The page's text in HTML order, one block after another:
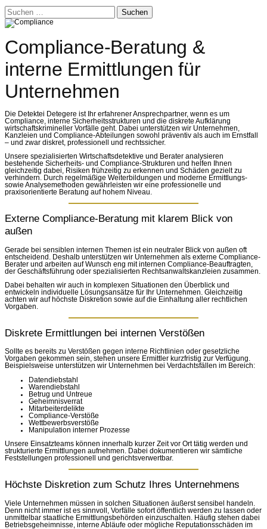
Suchen
nach:
Compliance-Beratung &
interne Ermittlungen für
Unternehmen
Die Detektei Detegere ist Ihr erfahrener Ansprechpartner, wenn es um
Compliance, interne Sicherheitsstrukturen und die diskrete Aufklärung
wirtschaftskrimineller Vorfälle geht. Dabei unterstützen wir Unternehmen,
Kanzleien und Compliance-Abteilungen sowohl präventiv als auch im Ernstfall
– und zwar diskret, professionell und rechtssicher.
Unsere spezialisierten Wirtschaftsdetektive und Berater analysieren
bestehende Sicherheits- und Compliance-Strukturen und helfen Ihnen
gleichzeitig dabei, Risiken frühzeitig zu erkennen und Schäden gezielt zu
verhindern. Durch regelmäßige Weiterbildungen und moderne Ermittlungs-
sowie Analysemethoden gewährleisten wir eine professionelle und
praxisorientierte Beratung auf hohem Niveau.
Externe Compliance-Beratung mit klarem Blick von
außen
Gerade bei sensiblen internen Themen ist ein neutraler Blick von außen oft
entscheidend. Deshalb unterstützen wir Unternehmen als externe Compliance-
Berater und arbeiten auf Wunsch eng mit internen Compliance-Beauftragten,
der Geschäftsführung oder spezialisierten Rechtsanwaltskanzleien zusammen.
Dabei behalten wir auch in komplexen Situationen den Überblick und
entwickeln individuelle Lösungsansätze für Ihr Unternehmen. Gleichzeitig
achten wir auf höchste Diskretion sowie auf die Einhaltung aller rechtlichen
Vorgaben.
Diskrete Ermittlungen bei internen Verstößen
Sollte es bereits zu Verstößen gegen interne Richtlinien oder gesetzliche
Vorgaben gekommen sein, stehen unsere Ermittler kurzfristig zur Verfügung.
Beispielsweise unterstützen wir Unternehmen bei Verdachtsfällen im Bereich:
Datendiebstahl
Warendiebstahl
Betrug und Untreue
Geheimnisverrat
Mitarbeiterdelikte
Compliance-Verstöße
Wettbewerbsverstöße
Manipulation interner Prozesse
Unsere Einsatzteams können innerhalb kurzer Zeit vor Ort tätig werden und
strukturierte Ermittlungen aufnehmen. Dabei dokumentieren wir sämtliche
Feststellungen professionell und gerichtsverwertbar.
Höchste Diskretion zum Schutz Ihres Unternehmens
Viele Unternehmen müssen in solchen Situationen äußerst sensibel handeln.
Denn nicht immer ist es sinnvoll, Vorfälle sofort öffentlich werden zu lassen oder
unmittelbar staatliche Ermittlungsbehörden einzuschalten. Häufig stehen dabei
Betriebsgeheimnisse, interne Abläufe oder mögliche Reputationsschäden im